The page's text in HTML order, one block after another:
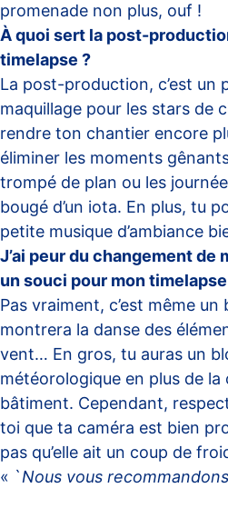
promenade non plus, ouf !
À quoi sert la post-
timelapse ?
La post-production, c’est un
maquillage pour les stars de
rendre ton chantier encore
éliminer les moments
trompé de plan ou les
bougé d’un iota. En plus, tu
petite musique d’ambiance
J’ai peur du changement de
un souci pour mon
Pas vraiment, c’est même
montrera la danse des
vent… En gros, tu auras un
météorologique en plus de
bâtiment. Cependant,
toi que ta caméra est bien
pas qu’elle ait un coup de
« `Nous vous